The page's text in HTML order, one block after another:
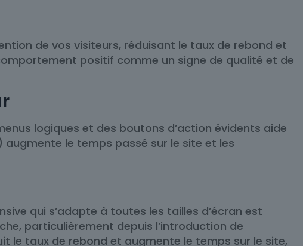
de vos visiteurs, réduisant le taux de rebond et
positif comme un signe de qualité et de
logiques et des boutons d’action évidents aide
augmente le temps passé sur le site et les
qui s’adapte à toutes les tailles d’écran est
particulièrement depuis l’introduction de
le taux de rebond et augmente le temps sur le site,